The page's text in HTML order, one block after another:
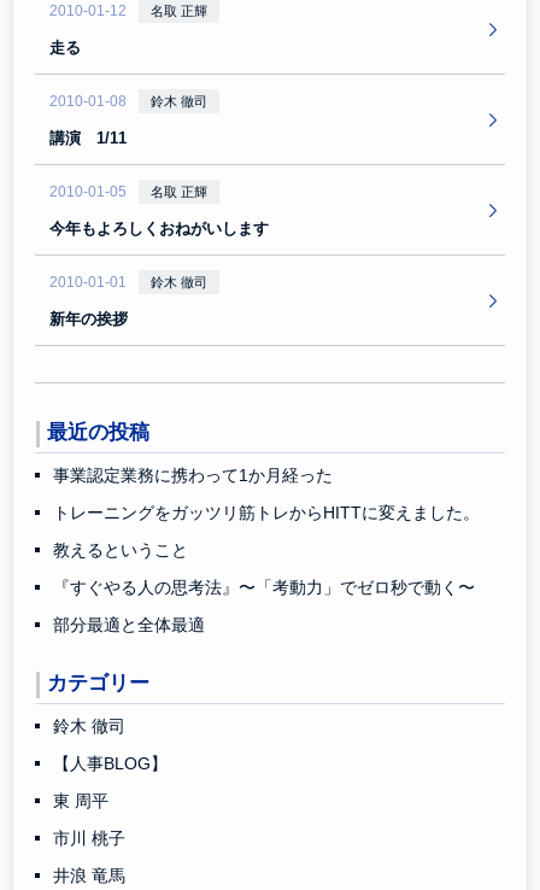
2010-01-12 名取 正輝
走る
2010-01-08 鈴木 徹司
講演 1/11
2010-01-05 名取 正輝
今年もよろしくおねがいします
2010-01-01 鈴木 徹司
新年の挨拶
最近の投稿
事業認定業務に携わって1か月経った
トレーニングをガッツリ筋トレからHITTに変えました。
教えるということ
『すぐやる人の思考法』〜「考動力」でゼロ秒で動く〜
部分最適と全体最適
カテゴリー
鈴木 徹司
【人事BLOG】
東 周平
市川 桃子
井浪 竜馬